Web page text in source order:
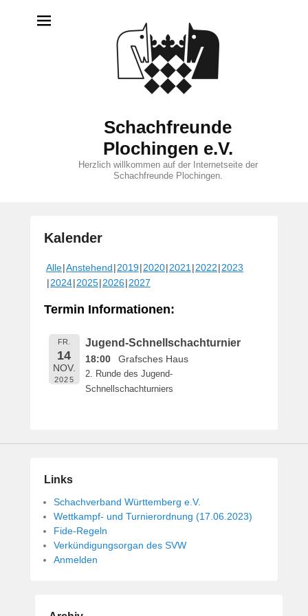
Schachfreunde
Plochingen e.V.
Herzlich willkommen auf der Internetseite der
Schachfreunde Plochingen.
Kalender
e
ö
m
1
4
.
M
a
Alle Anstehend 2019 2020 2021 2022 2023
2024 2025 2026 2027
Termin Informationen:
FR.
14
NOV.
2025
Jugend-Schnellschachturnier
18:00 Grafsches Haus
2. Runde des Jugend-
Schnellschachturniers
Links
Schachverband Württemberg e.V.
Wettkampf- und Turnierordnung (17.06.2023)
Fide-Regeln
Verkündigungsorgan des SVW
Anmelden